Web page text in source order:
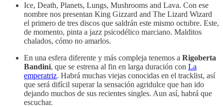
Ice, Death, Planets, Lungs, Mushrooms and Lava. Con ese
nombre nos presentan King Gizzard and The Lizard Wizard
el primero de tres discos que saldrán este mismo octubre. Este,
de momento, pinta a jazz psicodélico marciano. Malditos
chalados, cómo no amarlos.
En una esfera diferente y más compleja tenemos a Rigoberta
Bandini, que se estrena al fin en larga duración con La
emperatriz. Habrá muchas viejas conocidas en el tracklist, así
que será difícil superar la sensación agridulce que han ido
dejando muchos de sus recientes singles. Aun así, habrá que
escuchar.